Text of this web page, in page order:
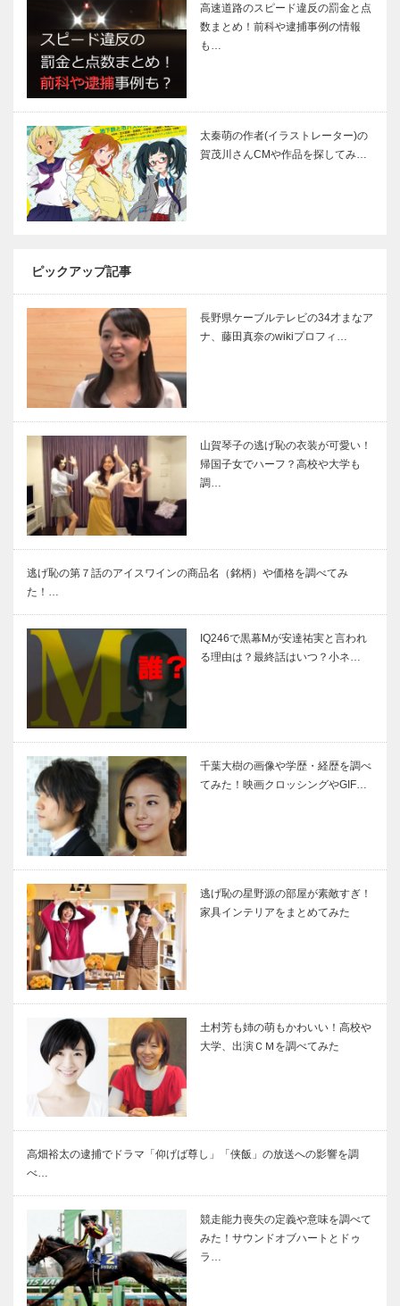
高速道路のスピード違反の罰金と点
数まとめ！前科や逮捕事例の情報
も…
太秦萌の作者(イラストレーター)の
賀茂川さんCMや作品を探してみ…
ピックアップ記事
長野県ケーブルテレビの34才まなア
ナ、藤田真奈のwikiプロフィ…
山賀琴子の逃げ恥の衣装が可愛い！
帰国子女でハーフ？高校や大学も
調…
逃げ恥の第７話のアイスワインの商品名（銘柄）や価格を調べてみ
た！…
IQ246で黒幕Mが安達祐実と言われ
る理由は？最終話はいつ？小ネ…
千葉大樹の画像や学歴・経歴を調べ
てみた！映画クロッシングやGIF…
逃げ恥の星野源の部屋が素敵すぎ！
家具インテリアをまとめてみた
土村芳も姉の萌もかわいい！高校や
大学、出演ＣＭを調べてみた
高畑裕太の逮捕でドラマ「仰げば尊し」「侠飯」の放送への影響を調
べ…
競走能力喪失の定義や意味を調べて
みた！サウンドオブハートとドゥ
ラ…